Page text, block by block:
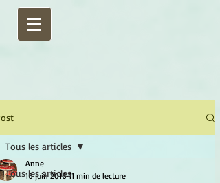
Tous les articles
Tous les articles
Anne
16 juin 2016 11 min de lecture